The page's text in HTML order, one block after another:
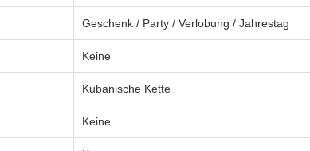
Geschenk / Party / Verlobung / Jahrestag
Keine
Kubanische Kette
Keine